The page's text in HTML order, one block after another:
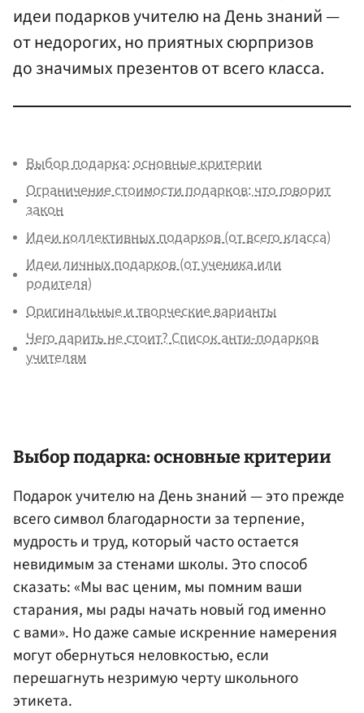
идеи подарков учителю на День знаний —
от недорогих, но приятных сюрпризов
до значимых презентов от всего класса.
Выбор подарка: основные критерии
Ограничение стоимости подарков: что говорит
закон
Идеи коллективных подарков (от всего класса)
Идеи личных подарков (от ученика или
родителя)
Оригинальные и творческие варианты
Чего дарить не стоит? Список анти-подарков
учителям
Выбор подарка: основные критерии
Подарок учителю на День знаний — это прежде
всего символ благодарности за терпение,
мудрость и труд, который часто остается
невидимым за стенами школы. Это способ
сказать: «Мы вас ценим, мы помним ваши
старания, мы рады начать новый год именно
с вами». Но даже самые искренние намерения
могут обернуться неловкостью, если
перешагнуть незримую черту школьного
этикета.